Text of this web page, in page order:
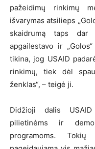
pažeidimų rinkimų
išvarymas atsilieps
skaidrumą taps
apgailestavo ir
tikina, jog USAID
rinkimų, tiek dėl
ženklas“, – teigė ji.
Didžioji dalis
pilietinėms ir
programoms.